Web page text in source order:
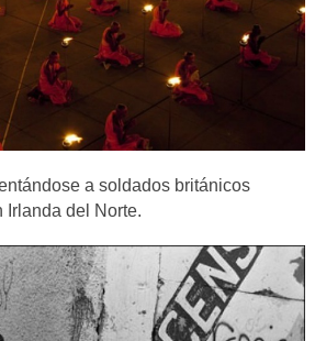
a soldados británicos
Irlanda del Norte.